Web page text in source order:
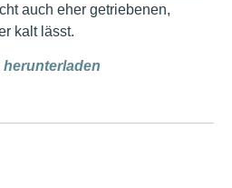
auch eher getriebenen,
kalt lässt.